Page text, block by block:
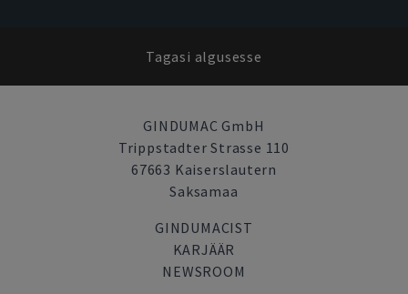
Tagasi algusesse
GINDUMAC GmbH
Trippstadter Strasse 110
67663 Kaiserslautern
Saksamaa
GINDUMACIST
KARJÄÄR
NEWSROOM